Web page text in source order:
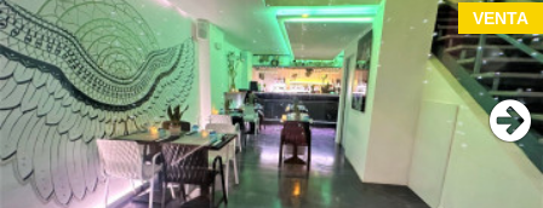
VENTA